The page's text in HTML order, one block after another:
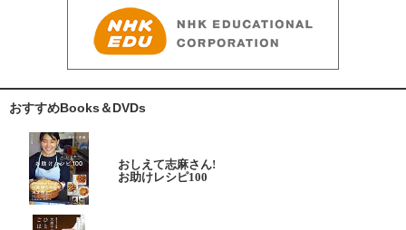
おすすめBooks＆DVDs
おしえて志麻さん!
お助けレシピ100